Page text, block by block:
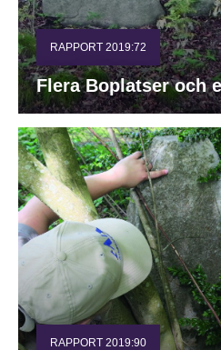
RAPPORT 2019:72
Flera Boplatser och
RAPPORT 2019:90